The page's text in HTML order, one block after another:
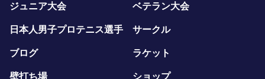
ジュニア大会 ベテラン大会
日本人男子プロテニス選手 サークル
ブログ ラケット
壁打ち場 ショップ